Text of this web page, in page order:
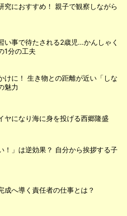
究におすすめ！ 親子で観察しながら
い事で待たされる2歳児...かんしゃく
1分の工夫
けに！ 生き物との距離が近い「しな
魅力
ヤになり海に身を投げる西郷隆盛
！」は逆効果？ 自分から挨拶する子
成へ導く責任者の仕事とは？